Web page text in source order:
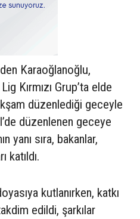
Karaoğlanoğlu,
Kırmızı Grup’ta elde
düzenlediği geceyle
düzenlenen geceye
yanı sıra, bakanlar,
katıldı.
kutlanırken, katkı
edildi, şarkılar